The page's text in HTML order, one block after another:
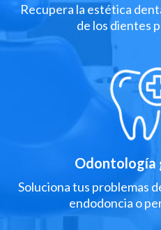
Recupera la estética
de los dientes
Odontología
Soluciona tus problemas
endodoncia o